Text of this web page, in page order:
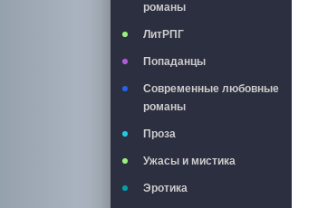
романы
ЛитРПГ
Попаданцы
Современные любовные
романы
Проза
Ужасы и мистика
Эротика